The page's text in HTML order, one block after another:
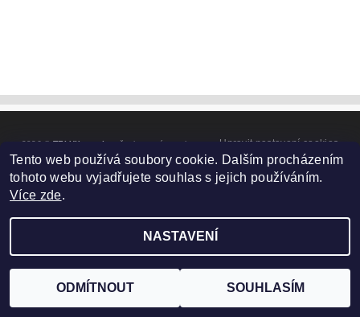
2026 ©TELUX servis , všechna práva vyhrazena Upravit nastavení cookies
Vytvořil Shoptet
Tento web používá soubory cookie. Dalším procházením
tohoto webu vyjadřujete souhlas s jejich používáním.
Více zde.
NASTAVENÍ
ODMÍTNOUT SOUHLASÍM